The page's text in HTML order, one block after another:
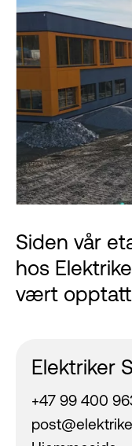
Siden vår
hos
vært opptatt
Elektriker
+47 99 400